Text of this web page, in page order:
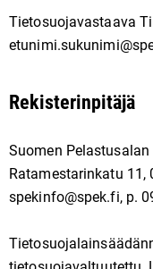
Tietosuojavastaava
Rekisterinpitäjä
Suomen
Ratamestarinkatu 11,
spekinfo@spek.fi, p.